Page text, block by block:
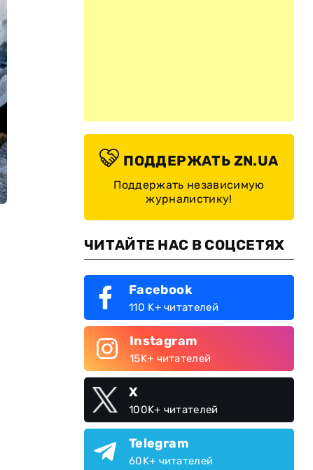
ПОДДЕРЖАТЬ ZN.UA
Поддержать независимую
журналистику!
ЧИТАЙТЕ НАС В СОЦСЕТЯХ
Facebook
110 K+ читателей
Instagram
15K+ читателей
X
100K+ читателей
Telegram
60K+ читателей